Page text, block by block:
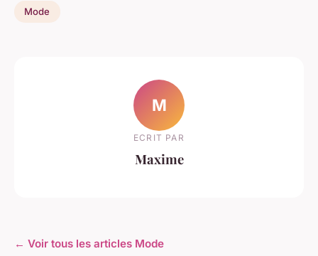
Mode
M
ECRIT PAR
Maxime
← Voir tous les articles Mode